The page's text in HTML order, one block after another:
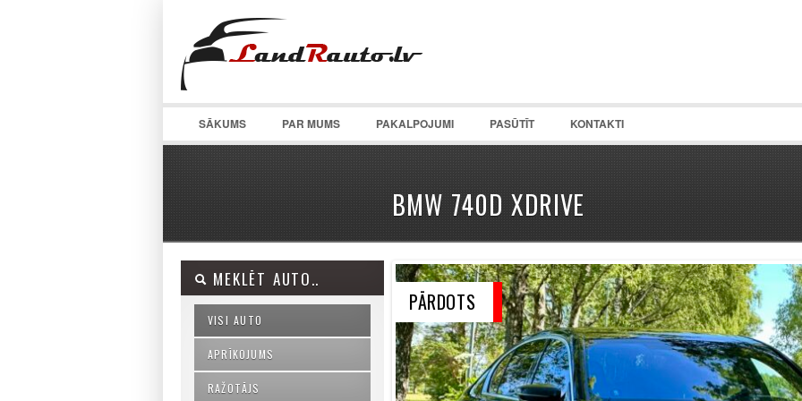
SĀKUMS PAR MUMS PAKALPOJUMI PASŪTĪT KONTAKTI
BMW 740D XDRIVE
MEKLĒT AUTO..
VISI AUTO
APRĪKOJUMS
RAŽOTĀJS
PĀRDOTS